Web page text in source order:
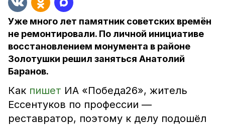
Уже много лет памятник советских времён
не ремонтировали. По личной инициативе
восстановлением монумента в районе
Золотушки решил заняться Анатолий
Баранов.
Как пишет ИА «Победа26», житель
Ессентуков по профессии —
реставратор, поэтому к делу подошёл